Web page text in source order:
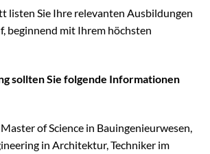
listen Sie Ihre relevanten Ausbildungen
beginnend mit Ihrem höchsten
sollten Sie folgende Informationen
of Science in Bauingenieurwesen,
in Architektur, Techniker im